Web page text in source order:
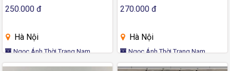
250.000 đ
Hà Nội
Ngọc Ánh Thời Trang Nam
270.000 đ
Hà Nội
Ngọc Ánh Thời Trang Nam